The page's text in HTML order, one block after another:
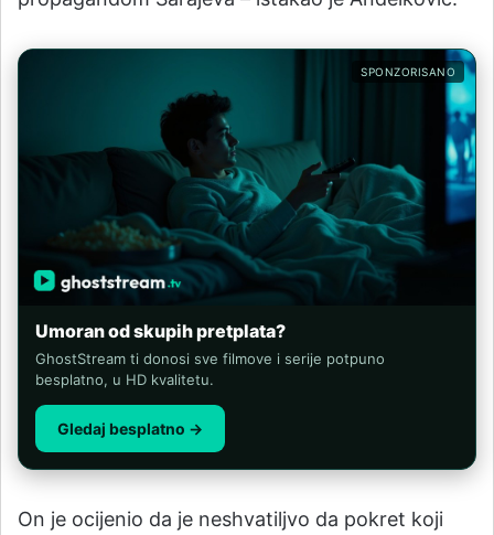
SPONZORISANO
Umoran od skupih pretplata?
GhostStream ti donosi sve filmove i serije potpuno
besplatno, u HD kvalitetu.
Gledaj besplatno →
On je ocijenio da je neshvatiljvo da pokret koji